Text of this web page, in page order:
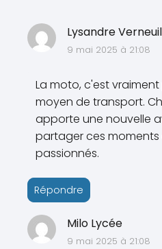
Lysandre Verneuil
9 mai 2025 à 21:08
La moto, c'est
moyen de transport.
apporte une nouvelle
partager ces
passionnés.
Répondre
Milo Lycée
9 mai 2025 à 21:08